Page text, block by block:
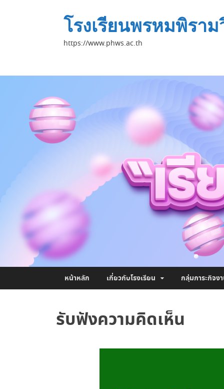
โรงเรียนพรหมพิรา
https://www.phws.ac.th
หน้าหลัก เกี่ยวกับโรงเรียน กลุ่มภาระกิจง
รับฟังความคิดเห็น